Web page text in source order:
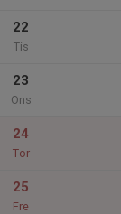
22
Tis
23
Ons
24
Tor
25
Fre